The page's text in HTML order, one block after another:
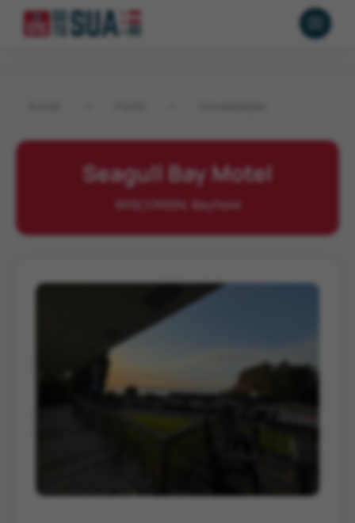
Seagull Bay Motel
WISCONSIN, Bayfield